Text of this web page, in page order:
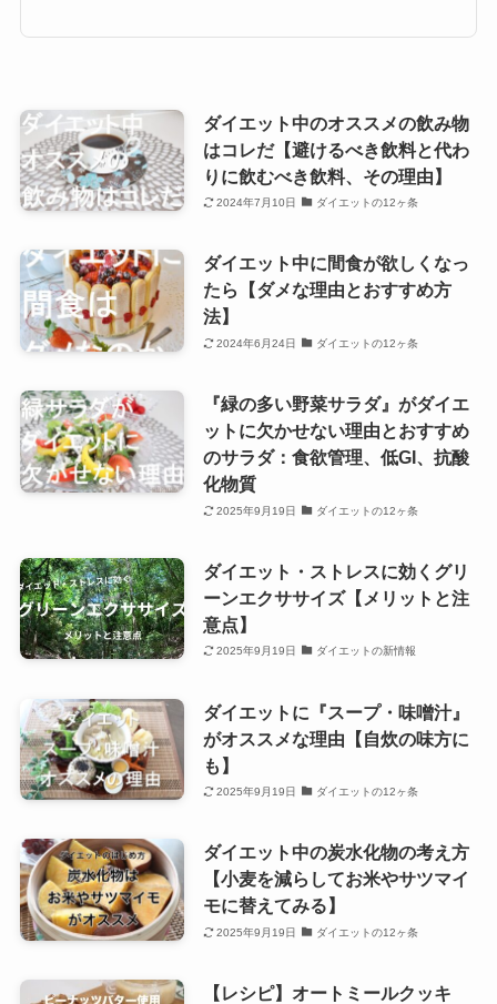
ダイエット中のオススメの飲み物
はコレだ【避けるべき飲料と代わ
りに飲むべき飲料、その理由】
2024年7月10日 ダイエットの12ヶ条
ダイエット中に間食が欲しくなっ
たら【ダメな理由とおすすめ方
法】
2024年6月24日 ダイエットの12ヶ条
『緑の多い野菜サラダ』がダイエ
ットに欠かせない理由とおすすめ
のサラダ：食欲管理、低GI、抗酸
化物質
2025年9月19日 ダイエットの12ヶ条
ダイエット・ストレスに効くグリ
ーンエクササイズ【メリットと注
意点】
2025年9月19日 ダイエットの新情報
ダイエットに『スープ・味噌汁』
がオススメな理由【自炊の味方に
も】
2025年9月19日 ダイエットの12ヶ条
ダイエット中の炭水化物の考え方
【小麦を減らしてお米やサツマイ
モに替えてみる】
2025年9月19日 ダイエットの12ヶ条
【レシピ】オートミールクッキ